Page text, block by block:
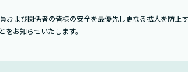
および関係者の皆様の安全を最優先し更なる拡大を防止
お知らせいたします。